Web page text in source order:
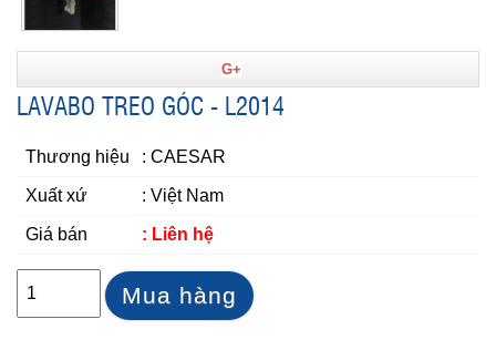
G+
LAVABO TREO GÓC - L2014
Thương hiệu : CAESAR
Xuất xứ : Việt Nam
Giá bán : Liên hệ
Mua hàng